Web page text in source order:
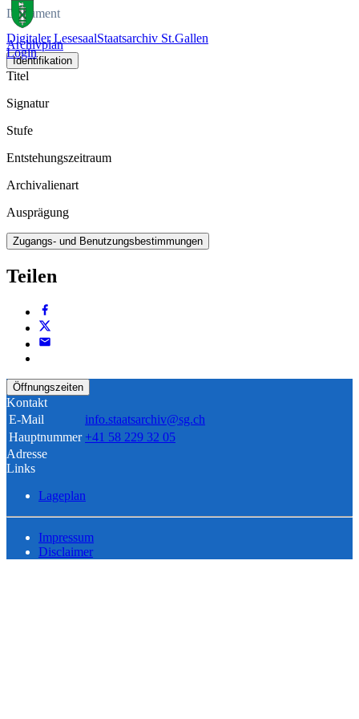
Digitaler LesesaalStaatsarchiv St.Gallen
Login
Dokument
Archivplan
Identifikation
Titel
Signatur
Stufe
Entstehungszeitraum
Archivalienart
Ausprägung
Zugangs- und Benutzungsbestimmungen
Teilen
Öffnungszeiten
Kontakt
E-Mail
info.staatsarchiv@sg.ch
Hauptnummer +41 58 229 32 05
Adresse
Links
Lageplan
Impressum
Disclaimer